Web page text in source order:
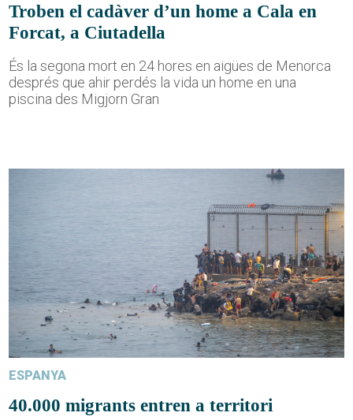
Troben el cadàver d’un home a Cala en
Forcat, a Ciutadella
És la segona mort en 24 hores en aigües de Menorca
després que ahir perdés la vida un home en una
piscina des Migjorn Gran
ESPANYA
40.000 migrants entren a territori